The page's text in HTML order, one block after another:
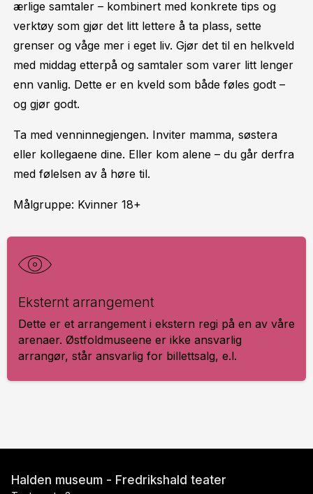
ærlige samtaler – kombinert med konkrete tips og
verktøy som gjør det litt lettere å ta plass, sette
grenser og våge mer i eget liv. Gjør det til en helkveld
med middag etterpå og samtaler som varer litt lenger
enn vanlig. Dette er en kveld som både føles godt –
og gjør godt.
Ta med venninnegjengen. Inviter mamma, søstera
eller kollegaene dine. Eller kom alene – du går derfra
med følelsen av å høre til.
Målgruppe: Kvinner 18+
Eks­ternt ar­ran­ge­ment
Dette er et arrangement i ekstern regi på en av våre
arenaer. Østfoldmuseene er ikke ansvarlig
arrangør, står ansvarlig for billettsalg, e.l.
Halden museum - Fredrikshald teater